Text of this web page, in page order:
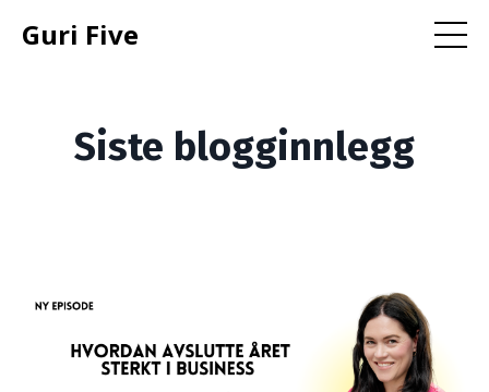
Guri Five
Siste blogginnlegg